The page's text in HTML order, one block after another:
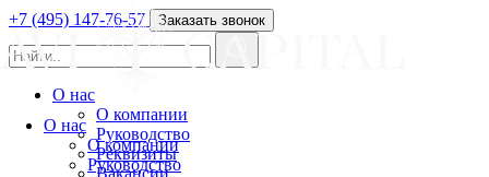
О нас
О компании
Руководство
+7 (495) 147-76-57 Заказать звонок
О нас
О компании
Руководство
Реквизиты
Вакансии